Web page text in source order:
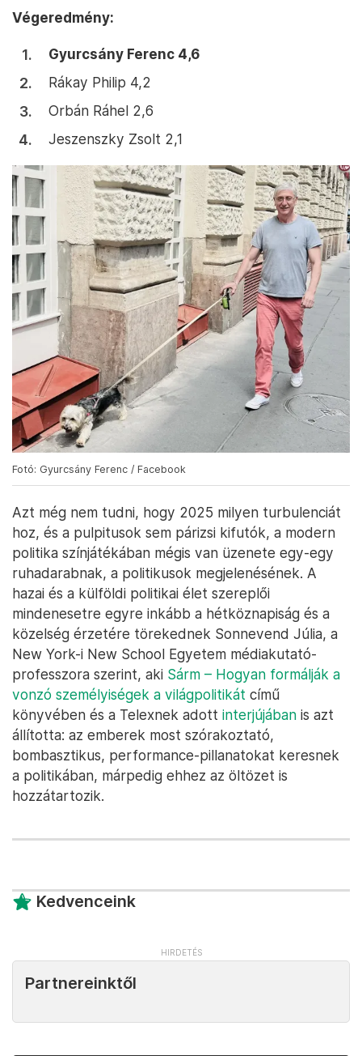
Végeredmény:
Gyurcsány Ferenc 4,6
Rákay Philip 4,2
Orbán Ráhel 2,6
Jeszenszky Zsolt 2,1
Fotó: Gyurcsány Ferenc / Facebook
Azt még nem tudni, hogy 2025 milyen turbulenciát
hoz, és a pulpitusok sem párizsi kifutók, a modern
politika színjátékában mégis van üzenete egy-egy
ruhadarabnak, a politikusok megjelenésének. A
hazai és a külföldi politikai élet szereplői
mindenesetre egyre inkább a hétköznapiság és a
közelség érzetére törekednek Sonnevend Júlia, a
New York-i New School Egyetem médiakutató-
professzora szerint, aki Sárm – Hogyan formálják a
vonzó személyiségek a világpolitikát című
könyvében és a Telexnek adott interjújában is azt
állította: az emberek most szórakoztató,
bombasztikus, performance-pillanatokat keresnek
a politikában, márpedig ehhez az öltözet is
hozzátartozik.
Kedvenceink
Partnereinktől